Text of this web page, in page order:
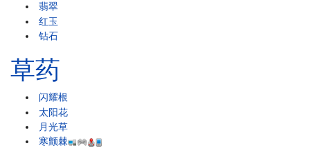
翡翠
红玉
钻石
草药
闪耀根
太阳花
月光草
寒颤棘